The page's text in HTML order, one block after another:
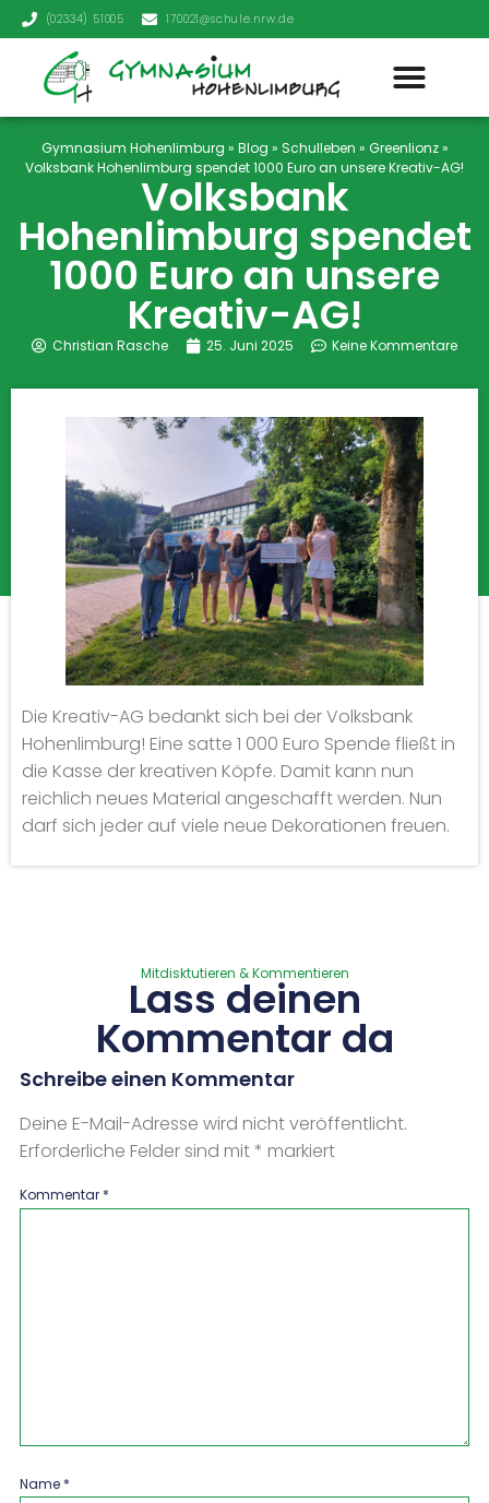
(02334) 51005 170021@schule.nrw.de
Gymnasium Hohenlimburg » Blog » Schulleben » Greenlionz»
Volksbank Hohenlimburg spendet 1000 Euro an unsere Kreativ-AG!
Volksbank
Hohenlimburg spendet
1000 Euro an unsere
Kreativ-AG!
Christian Rasche 25. Juni 2025 Keine Kommentare
Die Kreativ-AG bedankt sich bei der Volksbank
Hohenlimburg! Eine satte 1 000 Euro Spende fließt in
die Kasse der kreativen Köpfe. Damit kann nun
reichlich neues Material angeschafft werden. Nun
darf sich jeder auf viele neue Dekorationen freuen.
Mitdisktutieren & Kommentieren
Lass deinen
Kommentar da
Schreibe einen Kommentar
Deine E-Mail-Adresse wird nicht veröffentlicht.
Erforderliche Felder sind mit* markiert
Kommentar *
Name *